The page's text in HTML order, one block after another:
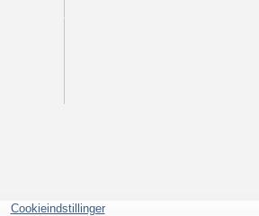
Cookieindstillinger